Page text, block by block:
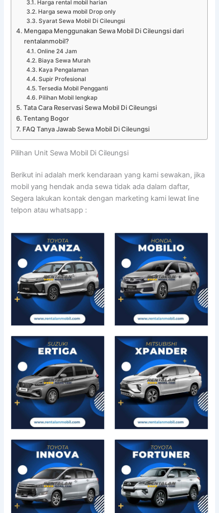
Harga rental mobil harian
Harga sewa mobil Drop only
Syarat Sewa Mobil Di Cileungsi
Mengapa Menggunakan Sewa Mobil Di Cileungsi dari
rentalanmobil?
Online 24 Jam
Biaya Sewa Murah
Kaya Pengalaman
Supir Profesional
Tersedia Mobil Pengganti
Pilihan Mobil lengkap
Tata Cara Reservasi Sewa Mobil Di Cileungsi
Tentang Bogor
FAQ Tanya Jawab Sewa Mobil Di Cileungsi
Pilihan Unit Sewa Mobil Di Cileungsi
Berikut ini adalah merk kendaraan yang kami sewakan, jika
mobil yang hendak anda sewa tidak ada dalam daftar,
Segera lakukan kontak dengan marketing kami lewat line
telpon atau whatsapp :